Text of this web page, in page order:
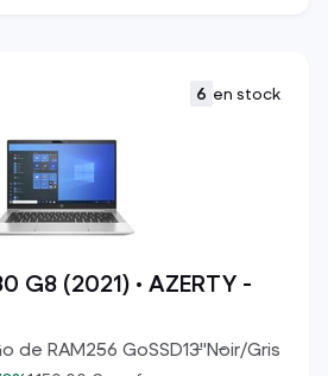
6 en stock
G8 (2021) • AZERTY -
de RAM256 GoSSD13"Noir/Gris